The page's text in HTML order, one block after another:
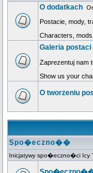
O dodatkach
Postacie, mody,
Characters,
Galeria
Zaprezentuj nam
Show us your
O tworzeniu
Spo�eczno��
Inicjatywy spo�eczno�ci Icy